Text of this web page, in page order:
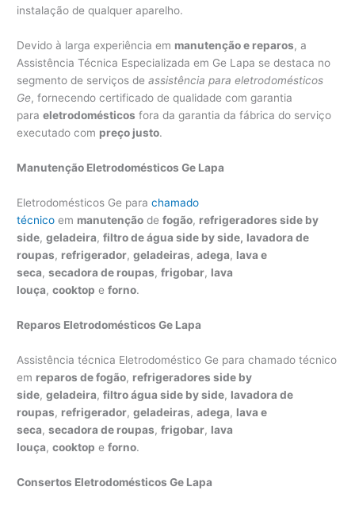
instalação de qualquer aparelho.
Devido à larga experiência em manutenção e reparos, a
Assistência Técnica Especializada em Ge Lapa se destaca no
segmento de serviços deassistência para eletrodomésticos
Ge, fornecendo certificado de qualidade com garantia
paraeletrodomésticos fora da garantia da fábrica do serviço
executado com preço justo.
Manutenção Eletrodomésticos Ge Lapa
Eletrodomésticos Ge parachamado
técnico em manutenção defogão, refrigeradores side by
side,geladeira,filtro de água side by side, lavadora de
roupas, refrigerador,geladeiras,adega, lava e
seca,secadora de roupas,frigobar, lava
louça,cooktop eforno.
Reparos Eletrodomésticos Ge Lapa
Assistência técnica Eletrodoméstico Ge para chamado técnico
em reparos de fogão, refrigeradores side by
side,geladeira,filtro água side by side, lavadora de
roupas, refrigerador,geladeiras,adega, lava e
seca,secadora de roupas,frigobar, lava
louça,cooktop eforno.
Consertos Eletrodomésticos Ge Lapa